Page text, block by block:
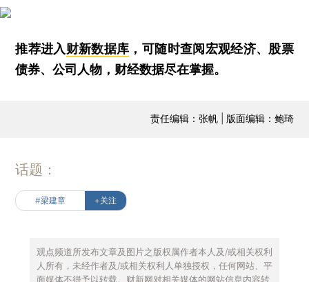
推荐进入财新数据库 ，可随时查阅宏观经济、股票
债券、公司人物，财经数据尽在掌握。
责任编辑：张帆 | 版面编辑：鲍琦
话题：
#梁建章 +关注
观点频道所发布文章及图片之版权属作者本人及/或相关权利
人所有，未经作者及/或相关权利人单独授权，任何网站、平
面媒体不得予以转载。财新网对相关媒体的网站信息内容转